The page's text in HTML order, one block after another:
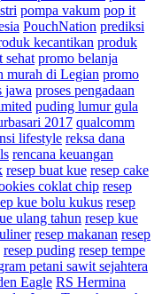
pompa vakum pop it
PouchNation prediksi
kecantikan produk
sehat promo belanja
murah di Legian promo
jawa proses pengadaan
puding lumur gula
2017 qualcomm
lifestyle reksa dana
rencana keuangan
resep buat kue resep cake
coklat chip resep
kue bolu kukus resep
ulang tahun resep kue
resep makanan resep
resep puding resep tempe
petani sawit sejahtera
Eagle RS Hermina